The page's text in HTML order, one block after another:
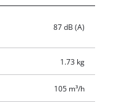
dávkovat foukací
aku foukač listí držet
velmi komfortní provoz.
87 dB (A)
1.73 kg
105 m³/h